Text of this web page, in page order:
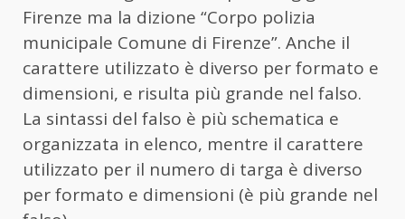
Firenze ma la dizione “Corpo polizia
municipale Comune di Firenze”. Anche il
carattere utilizzato è diverso per formato e
dimensioni, e risulta più grande nel falso.
La sintassi del falso è più schematica e
organizzata in elenco, mentre il carattere
utilizzato per il numero di targa è diverso
per formato e dimensioni (è più grande nel